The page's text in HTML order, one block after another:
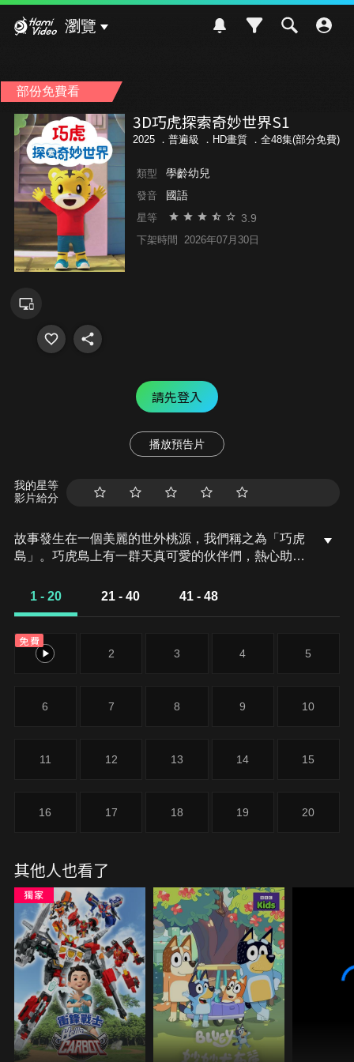
瀏覽
部份免費看
3D巧虎探索奇妙世界S1
2025 ． 普遍級 ．HD畫質 ．全48集(部分免費)
類型 學齡幼兒
發音 國語
星等 3.9
下架時間 2026年07月30日
請先登入
播放預告片
我的星等
影片給分
故事發生在一個美麗的世外桃源，我們稱之為「巧虎
島」。巧虎島上有一群天真可愛的伙伴們，熱心助人
「琪琪」,以及愛踢足球「妙妙」。在巧虎島上四處探
1 - 20 21 - 40 41 - 48
免費
1 2 3 4 5
6 7 8 9 10
11 12 13 14 15
16 17 18 19 20
其他人也看了